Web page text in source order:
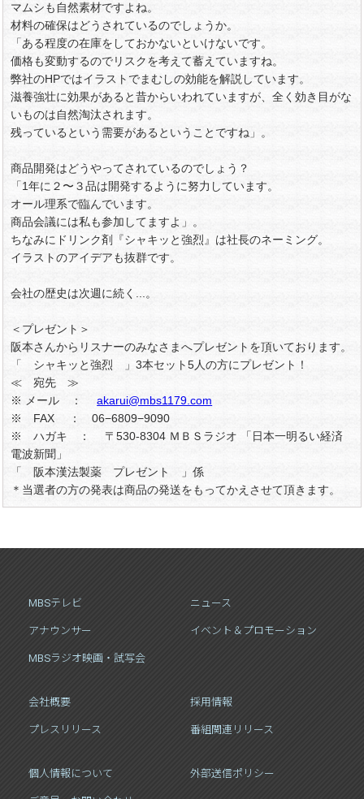
マムシも自然素材ですよね。
材料の確保はどうされているのでしょうか。
「ある程度の在庫をしておかないといけないです。
価格も変動するのでリスクを考えて蓄えていますね。
弊社のHPではイラストでまむしの効能を解説しています。
滋養強壮に効果があると昔からいわれていますが、全く効き目がな
いものは自然淘汰されます。
残っているという需要があるということですね」。
商品開発はどうやってされているのでしょう？
「1年に２〜３品は開発するように努力しています。
オール理系で臨んでいます。
商品会議には私も参加してますよ」。
ちなみにドリンク剤『シャキッと強烈』は社長のネーミング。
イラストのアイデアも抜群です。
会社の歴史は次週に続く...。
＜プレゼント＞
阪本さんからリスナーのみなさまへプレゼントを頂いております。
「 シャキッと強烈 」3本セット5人の方にプレゼント！
≪ 宛先 ≫
※ メール ：akarui@mbs1179.com
※ FAX ： 06−6809−9090
※ ハガキ ： 〒530-8304 ＭＢＳラジオ 「日本一明るい経済
電波新聞」
「 阪本漢法製薬 プレゼント 」係
＊当選者の方の発表は商品の発送をもってかえさせて頂きます。
MBSテレビ ニュース
アナウンサー イベント＆プロモーション
MBSラジオ映画・試写会
会社概要 採用情報
プレスリリース 番組関連リリース
個人情報について 外部送信ポリシー